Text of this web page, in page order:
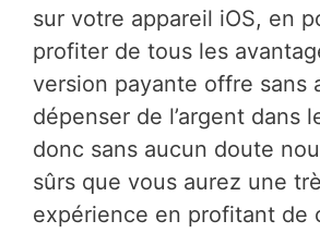
sur votre appareil iOS, en
profiter de tous les
version payante offre sans
dépenser de l’argent dans
donc sans aucun doute
sûrs que vous aurez une
expérience en profitant de